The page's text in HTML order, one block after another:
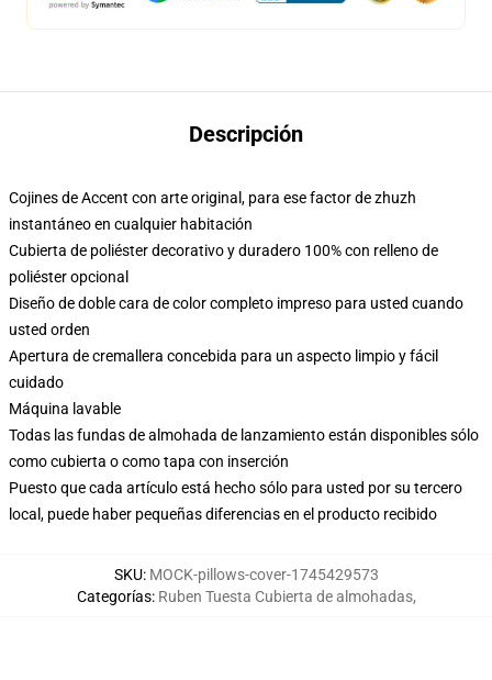
Descripción
Cojines de Accent con arte original, para ese factor de zhuzh
instantáneo en cualquier habitación
Cubierta de poliéster decorativo y duradero 100% con relleno de
poliéster opcional
Diseño de doble cara de color completo impreso para usted cuando
usted orden
Apertura de cremallera concebida para un aspecto limpio y fácil
cuidado
Máquina lavable
Todas las fundas de almohada de lanzamiento están disponibles sólo
como cubierta o como tapa con inserción
Puesto que cada artículo está hecho sólo para usted por su tercero
local, puede haber pequeñas diferencias en el producto recibido
SKU: MOCK-pillows-cover-1745429573
Categorías: Ruben Tuesta Cubierta de almohadas,